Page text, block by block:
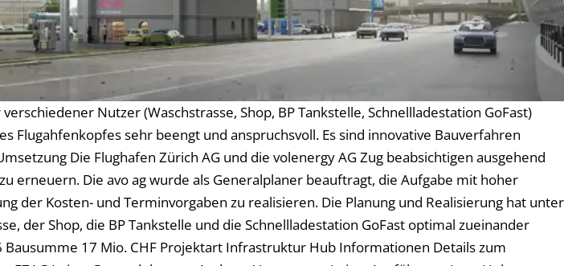
Nutzer (Waschstrasse, Shop, BP Tankstelle, Schnellladestation GoFast)
Flugahfenkopfes sehr beengt und anspruchsvoll. Es sind innovative Bauverfahren
Die Flughafen Zürich AG und die volenergy AG Zug beabsichtigen ausgehend
erneuern. Die avo ag wurde als Generalplaner beauftragt, die Aufgabe mit hoher
der Kosten- und Terminvorgaben zu realisieren. Die Planung und Realisierung hat unter
der Shop, die BP Tankstelle und die Schnellladestation GoFast optimal zueinander
17 Mio. CHF Projektart Infrastruktur Hub Informationen Details zum